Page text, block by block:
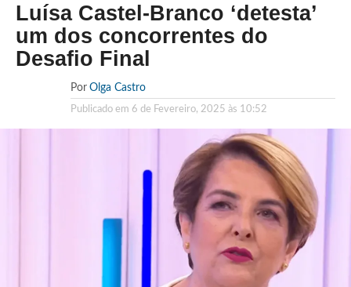
Luísa Castel-Branco ‘detesta’
um dos concorrentes do
Desafio Final
Por Olga Castro
Publicado em 6 de Fevereiro, 2025 às 10:52